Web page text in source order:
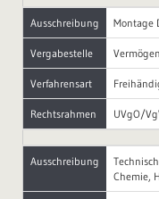
Ausschreibung Montage
Vergabestelle
Verfahrensart
Rechtsrahmen UVgO/
Ausschreibung
Chemie,